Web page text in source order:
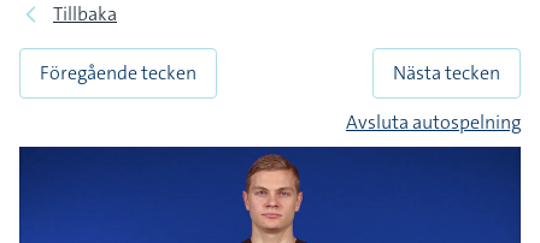
Tillbaka
Föregående tecken
Nästa tecken
Avsluta autospelning